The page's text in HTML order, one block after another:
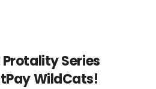
Protality Series
WildCats!